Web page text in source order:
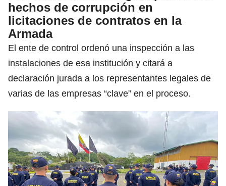
hechos de corrupción en
licitaciones de contratos en la
Armada
El ente de control ordenó una inspección a las
instalaciones de esa institución y citará a
declaración jurada a los representantes legales de
varias de las empresas “clave” en el proceso.